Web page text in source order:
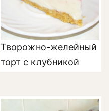
Творожно-желейный
торт с клубникой